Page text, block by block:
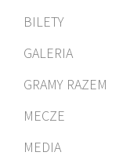
BILETY
GALERIA
GRAMY RAZEM
MECZE
MEDIA